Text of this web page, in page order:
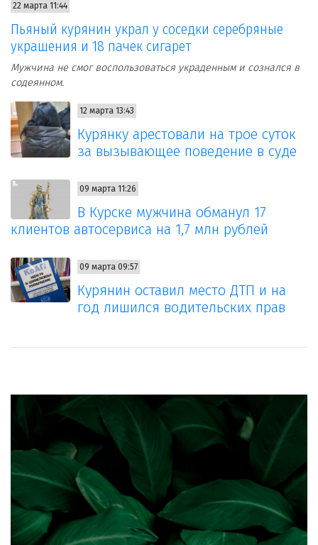
22 марта 11:44
Пьяный курянин украл у соседки серебряные
украшения и 18 пачек сигарет
Мужчина не смог воспользоваться украденным и сознался в
содеянном.
12 марта 13:43
Курянку арестовали на трое суток
за вызывающее поведение в суде
09 марта 11:26
В Курске мужчина обманул 17
клиентов автосервиса на 1,7 млн рублей
09 марта 09:57
Курянин оставил место ДТП и на
год лишился водительских прав